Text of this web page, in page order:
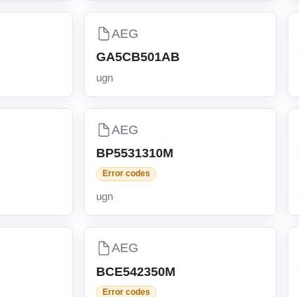
AEG
GA5CB501AB
ugn
AEG
BP5531310M
Error codes
ugn
AEG
BCE542350M
Error codes